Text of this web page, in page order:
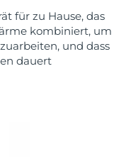
für zu Hause, das
kombiniert, um
und dass
dauert